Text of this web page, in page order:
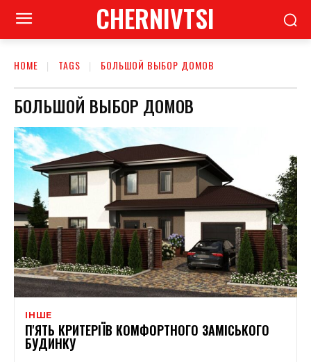
CHERNIVTSI
HOME TAGS БОЛЬШОЙ ВЫБОР ДОМОВ
БОЛЬШОЙ ВЫБОР ДОМОВ
ІНШЕ
П'ЯТЬ КРИТЕРІЇВ КОМФОРТНОГО ЗАМІСЬКОГО
БУДИНКУ